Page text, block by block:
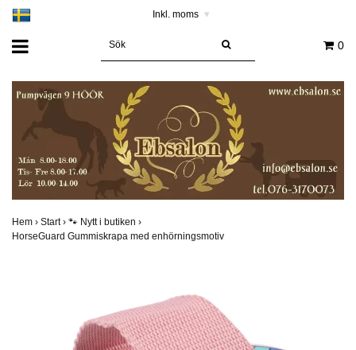
Inkl. moms ▾
0
Hem › Start› 🐾 Nytt i butiken ›
HorseGuard Gummiskrapa med enhörningsmotiv